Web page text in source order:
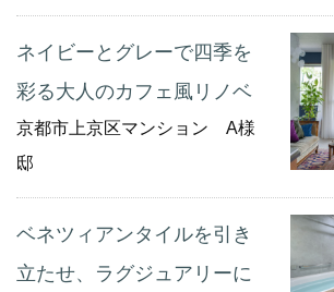
ネイビーとグレーで四季を
彩る大人のカフェ風リノベ
京都市上京区マンション A様
邸
ベネツィアンタイルを引き
立たせ、ラグジュアリーに